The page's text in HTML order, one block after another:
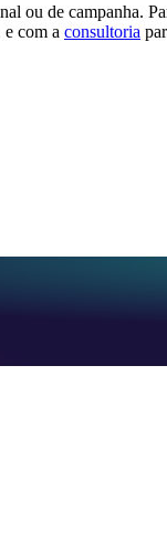
ou de campanha.
com a consultoria